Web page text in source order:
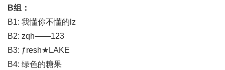
B组：
B1: 我懂你不懂的lz
B2: zqh——123
B3: ƒresh★LAKE
B4: 绿色的糖果